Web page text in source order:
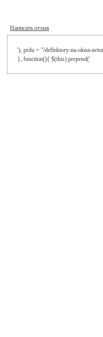
Написать отзыв
'), prdu = "/deflektory-na-okna-
}, function(){ $(this).prepend('